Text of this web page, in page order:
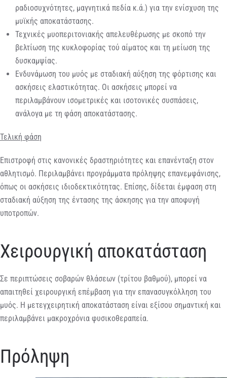
ραδιοσυχνότητες, μαγνητικά πεδία κ.ά.) για την ενίσχυση της
μυϊκής αποκατάστασης.
Τεχνικές μυοπεριτονιακής απελευθέρωσης με σκοπό την
βελτίωση της κυκλοφορίας τού αίματος και τη μείωση της
δυσκαμψίας.
Ενδυνάμωση του μυός με σταδιακή αύξηση της φόρτισης και
ασκήσεις ελαστικότητας. Οι ασκήσεις μπορεί να
περιλαμβάνουν ισομετρικές και ισοτονικές συσπάσεις,
ανάλογα με τη φάση αποκατάστασης.
Τελική φάση
Επιστροφή στις κανονικές δραστηριότητες και επανένταξη στον
αθλητισμό. Περιλαμβάνει προγράμματα πρόληψης επανεμφάνισης,
όπως οι ασκήσεις ιδιοδεκτικότητας. Επίσης, δίδεται έμφαση στη
σταδιακή αύξηση της έντασης της άσκησης για την αποφυγή
υποτροπών.
Χειρουργική αποκατάσταση
Σε περιπτώσεις σοβαρών θλάσεων (τρίτου βαθμού), μπορεί να
απαιτηθεί χειρουργική επέμβαση για την επανασυγκόλληση του
μυός. Η μετεγχειρητική αποκατάσταση είναι εξίσου σημαντική και
περιλαμβάνει μακροχρόνια φυσικοθεραπεία.
Πρόληψη